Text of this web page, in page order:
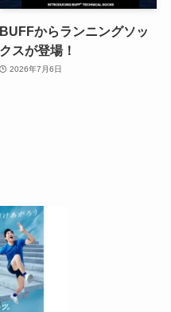
BUFFからランニングソッ
クスが登場！
2026年7月6日